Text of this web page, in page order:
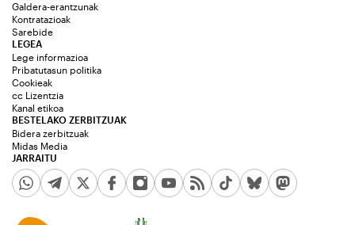
Galdera-erantzunak
Kontratazioak
Sarebide
JARRAITU
LEGEA
Lege informazioa
Pribatutasun politika
Cookieak
cc Lizentzia
Kanal etikoa
BESTELAKO ZERBITZUAK
Bidera zerbitzuak
Midas Media